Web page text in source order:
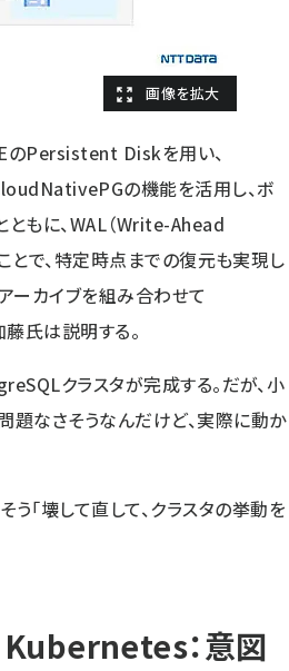
のPersistent Diskを用い、
の機能を活用し、ボ
ともに、WAL（Write-Ahead
で、特定時点までの復元も実現し
ーカイブを組み合わせて
氏は説明する。
クラスタが完成する。だが、小
題なさそうなんだけど、実際に動か
「壊して直して、クラスタの挙動を
：意図